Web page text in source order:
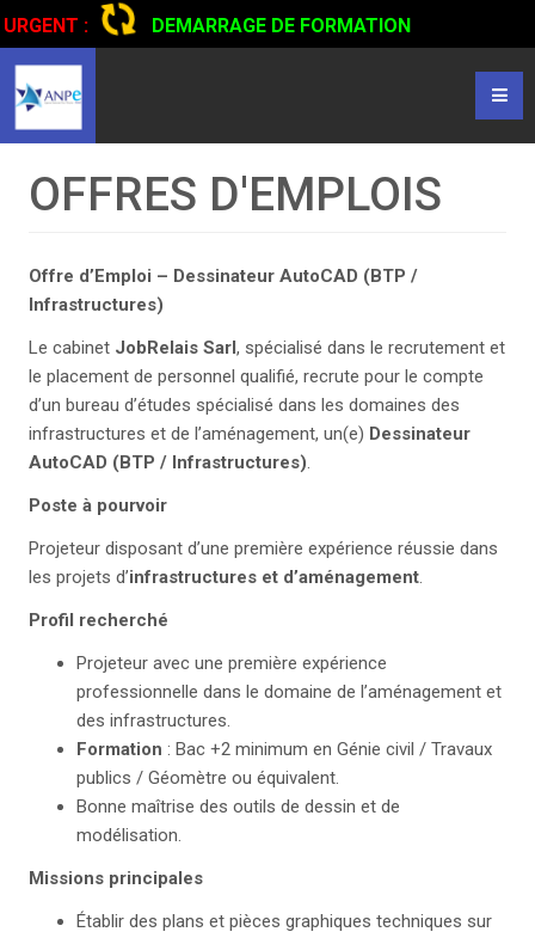
URGENT :
DEMARRAGE DE FORMATION
CERTIFIANTE EN CONDUITE DE CAMIONS...CLIQUER POUR
LIRE
OFFRES D'EMPLOIS
Offre d’Emploi – Dessinateur AutoCAD (BTP /
Infrastructures)
Le cabinet JobRelais Sarl, spécialisé dans le recrutement et
le placement de personnel qualifié, recrute pour le compte
d’un bureau d’études spécialisé dans les domaines des
infrastructures et de l’aménagement, un(e) Dessinateur
AutoCAD (BTP / Infrastructures).
Poste à pourvoir
Projeteur disposant d’une première expérience réussie dans
les projets d’infrastructures et d’aménagement.
Profil recherché
Projeteur avec une première expérience
professionnelle dans le domaine de l’aménagement et
des infrastructures.
Formation : Bac +2 minimum en Génie civil / Travaux
publics / Géomètre ou équivalent.
Bonne maîtrise des outils de dessin et de
modélisation.
Missions principales
Établir des plans et pièces graphiques techniques sur